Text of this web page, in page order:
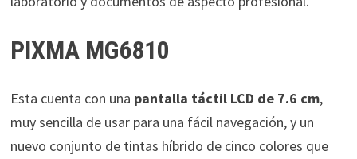
PIXMA MG6810
Esta cuenta con una pantalla táctil LCD de 7.6 cm,
muy sencilla de usar para una fácil navegación, y un
nuevo conjunto de tintas híbrido de cinco colores que